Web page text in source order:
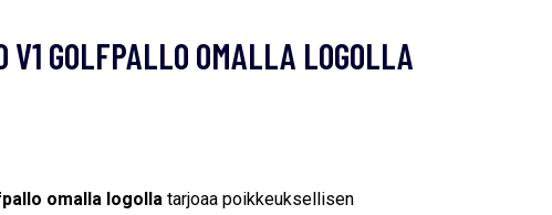
GOLFPALLO OMALLA LOGOLLA
omalla logolla tarjoaa poikkeuksellisen